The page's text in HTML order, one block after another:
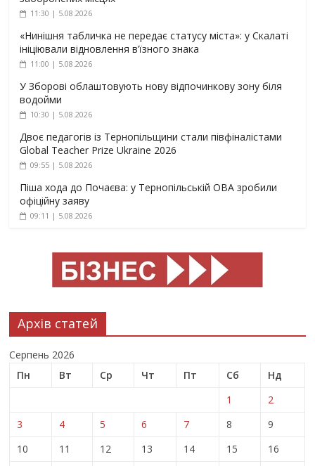
11:30 | 5.08.2026
«Нинішня табличка не передає статусу міста»: у Скалаті
ініціювали відновлення в’їзного знака
11:00 | 5.08.2026
У Зборові облаштовують нову відпочинкову зону біля
водойми
10:30 | 5.08.2026
Двоє педагогів із Тернопільщини стали півфіналістами
Global Teacher Prize Ukraine 2026
09:55 | 5.08.2026
Піша хода до Почаєва: у Тернопільській ОВА зробили
офіційну заяву
09:11 | 5.08.2026
Архів статей
Серпень 2026
Пн
Вт Ср Чт Пт Сб
Нд
1
2
3
4 5 6 7 8
9
10
11 12 13 14 15
16